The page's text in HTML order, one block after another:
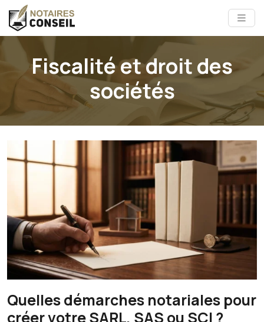
Fiscalité et droit des
sociétés
Quelles démarches notariales pour
créer votre SARL, SAS ou SCI ?